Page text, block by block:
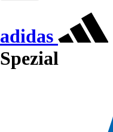
adidas
Spezial